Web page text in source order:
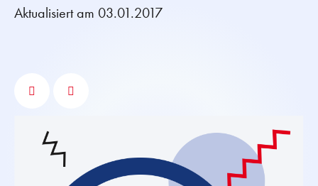
Aktualisiert am 03.01.2017